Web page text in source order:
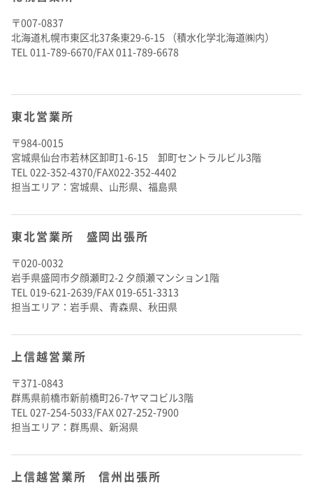
〒007-0837
北海道札幌市東区北37条東29-6-15 （積水化学北海道㈱内）
TEL 011-789-6670/FAX 011-789-6678
東北営業所
〒984-0015
宮城県仙台市若林区卸町1-6-15 卸町セントラルビル3階
TEL 022-352-4370/FAX022-352-4402
担当エリア：宮城県、山形県、福島県
東北営業所 盛岡出張所
〒020-0032
岩手県盛岡市夕顔瀬町2-2 夕顔瀬マンション1階
TEL 019-621-2639/FAX 019-651-3313
担当エリア：岩手県、青森県、秋田県
上信越営業所
〒371-0843
群馬県前橋市新前橋町26-7ヤマコビル3階
TEL 027-254-5033/FAX 027-252-7900
担当エリア：群馬県、新潟県
上信越営業所 信州出張所